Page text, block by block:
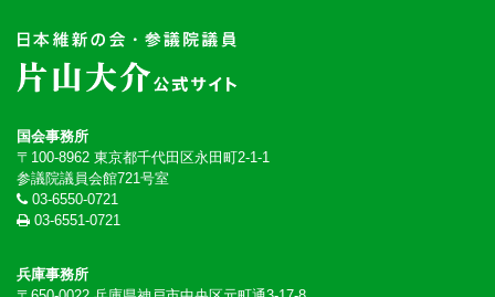
国会事務所
〒100-8962 東京都千代田区永田町2-1-1
参議院議員会館721号室
03-6550-0721
03-6551-0721
兵庫事務所